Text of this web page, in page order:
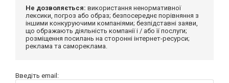
Не дозволяється: використання ненормативної
лексики, погроз або образ; безпосереднє порівняння з
іншими конкуруючими компаніями; безпідставні заяви,
що ображають діяльність компанії і / або її послуги;
розміщення посилань на сторонні інтернет-ресурси;
реклама та самореклама.
Введіть email: